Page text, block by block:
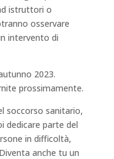
istruttori o
osservare
intervento di
2023.
prossimamente.
soccorso sanitario,
dedicare parte del
in difficoltà,
anche tu un